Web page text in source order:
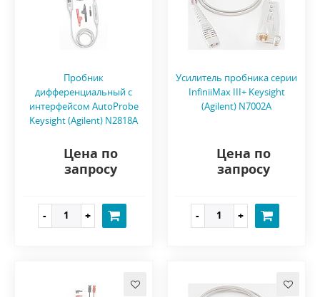
Пробник
дифференциальный с
интерфейсом AutoProbe
Keysight (Agilent) N2818A
Цена по
запросу
Усилитель пробника серии
InfiniiMax III+ Keysight
(Agilent) N7002A
Цена по
запросу